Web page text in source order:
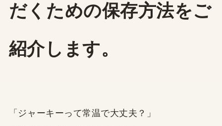
だくための保存方法をご
紹介します。
「ジャーキーって常温で大丈夫？」